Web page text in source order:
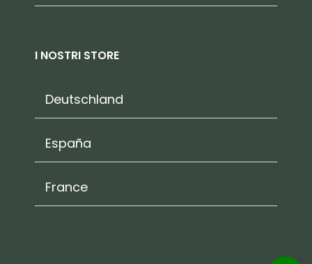
I NOSTRI STORE
Deutschland
España
France